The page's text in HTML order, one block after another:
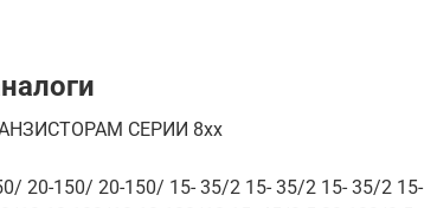
СЕРИИ 8хх
20-150/ 20-150/ 15- 35/2 15- 35/2 15- 35/2 15-